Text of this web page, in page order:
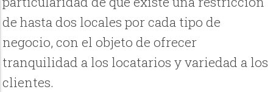
de hasta dos locales por cada tipo de
negocio, con el objeto de ofrecer
tranquilidad a los locatarios y variedad a los
clientes.